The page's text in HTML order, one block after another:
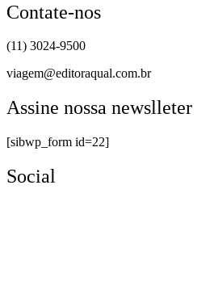
Contate-nos
(11) 3024-9500
viagem@editoraqual.com.br
Assine nossa newslleter
[sibwp_form id=22]
Social